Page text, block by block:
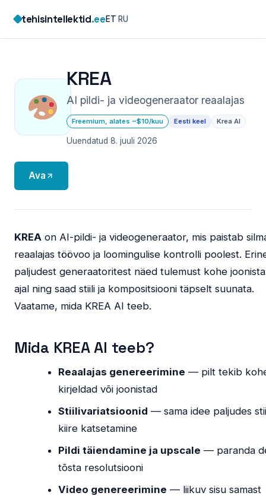
content
tehisintellektid.eeET·RU
KREA
AI pildi- ja videogeneraator reaalajas
Freemium, alates ~$10/kuu Eesti keel Krea AI
Uuendatud 8. juuli 2026
Ava
KREA on AI-pildi- ja videogeneraator, mis paistab
reaalajas töövoo ja loomingulise kontrolli poolest.
paljudest generaatoritest näed tulemust kohe
ajal ning saad stiili ja kompositsiooni täpselt suunata.
Vaatame, mida KREA AI teeb.
Mida KREA AI teeb?
Reaalajas genereerimine — pilt tekib
kirjeldad või joonistad
Stiilivariatsioonid — sama idee paljudes
kiire katsetamine
Pildi täiendamine ja upscale — paranda
tõsta resolutsiooni
Video genereerimine — liikuv sisu samast